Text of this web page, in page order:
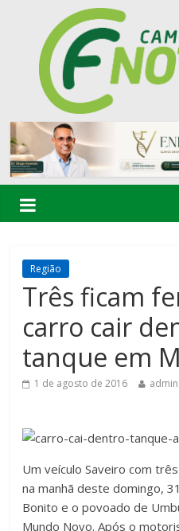
Região
Três ficam
carro cair
tanque em
1 de agosto de 2016 admin
Um veículo Saveiro com
na manhã deste domingo,
Bonito e o povoado de
Mundo Novo. Após o